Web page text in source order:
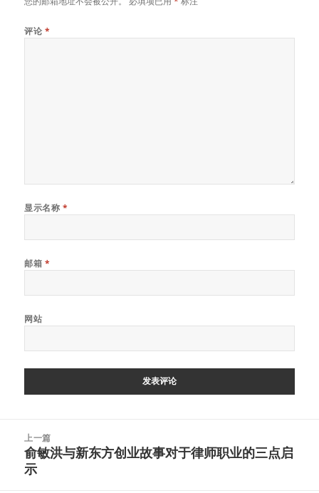
评论 *
显示名称 *
邮箱 *
网站
上一篇
上
篇
俞敏洪与新东方创业故事对于律师职业的三点启
示